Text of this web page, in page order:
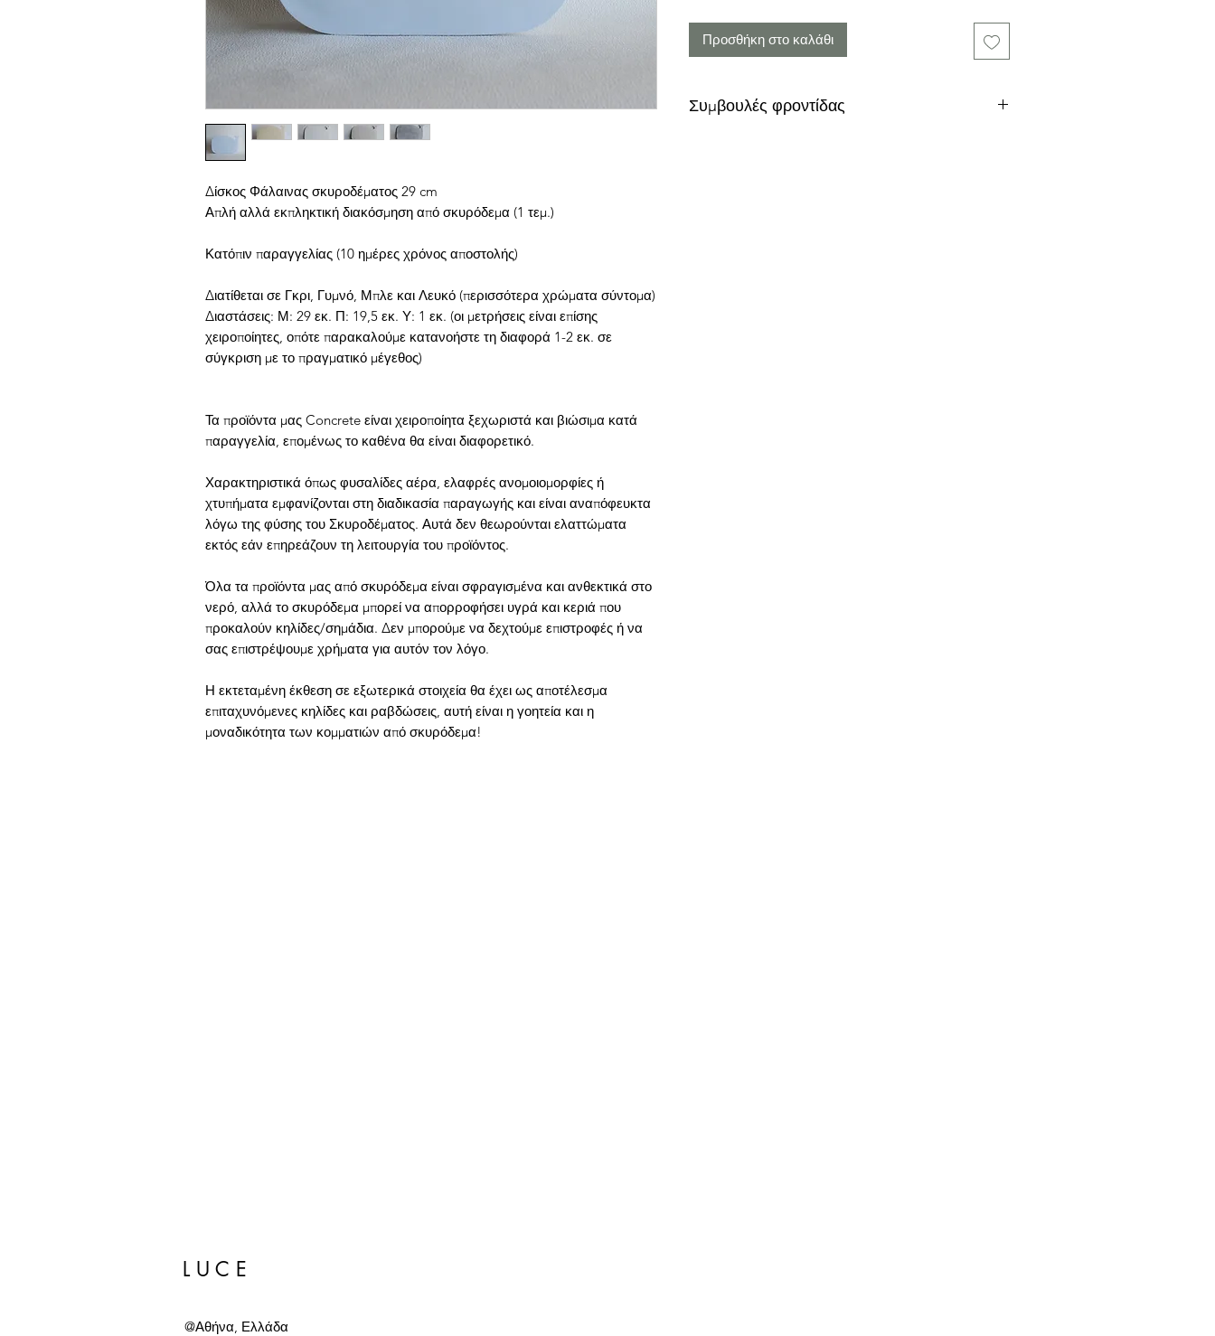
Δίσκος Φάλαινας σκυροδέματος 29 cm
Απλή αλλά εκπληκτική διακόσμηση από σκυρόδεμα (1 τεμ.)
Κατόπιν παραγγελίας (10 ημέρες χρόνος αποστολής)
Διατίθεται σε Γκρι, Γυμνό, Μπλε και Λευκό (περισσότερα χρώματα σύντομα)
Διαστάσεις: Μ: 29 εκ. Π: 19,5 εκ. Υ: 1 εκ. (οι μετρήσεις είναι επίσης
χειροποίητες, οπότε παρακαλούμε κατανοήστε τη διαφορά 1-2 εκ. σε
σύγκριση με το πραγματικό μέγεθος)
Τα προϊόντα μας Concrete είναι χειροποίητα ξεχωριστά και βιώσιμα κατά
παραγγελία, επομένως το καθένα θα είναι διαφορετικό.
Χαρακτηριστικά όπως φυσαλίδες αέρα, ελαφρές ανομοιομορφίες ή
χτυπήματα εμφανίζονται στη διαδικασία παραγωγής και είναι αναπόφευκτα
λόγω της φύσης του Σκυροδέματος. Αυτά δεν θεωρούνται ελαττώματα
εκτός εάν επηρεάζουν τη λειτουργία του προϊόντος.
Όλα τα προϊόντα μας από σκυρόδεμα είναι σφραγισμένα και ανθεκτικά στο
νερό, αλλά το σκυρόδεμα μπορεί να απορροφήσει υγρά και κεριά που
προκαλούν κηλίδες/σημάδια. Δεν μπορούμε να δεχτούμε επιστροφές ή να
σας επιστρέψουμε χρήματα για αυτόν τον λόγο.
Η εκτεταμένη έκθεση σε εξωτερικά στοιχεία θα έχει ως αποτέλεσμα
επιταχυνόμενες κηλίδες και ραβδώσεις, αυτή είναι η γοητεία και η
μοναδικότητα των κομματιών από σκυρόδεμα!
Προσθήκη στο καλάθι
Συμβουλές φροντίδας
L U C E
@Αθήνα, Ελλάδα